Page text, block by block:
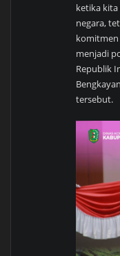
ketika
negara,
menjadi
Republik
tersebut.